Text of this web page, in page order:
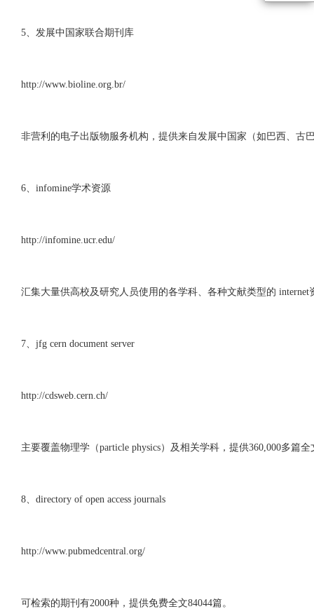
5、发展中国家联合期刊库
http://www.bioline.org.br/
非营利的电子出版物服务机构，提供来自发展中国家（如巴西、古
6、infomine学术资源
http://infomine.ucr.edu/
汇集大量供高校及研究人员使用的各学科、各种文献类型的 internet
7、jfg cern document server
http://cdsweb.cern.ch/
主要覆盖物理学（particle physics）及相关学科，提供360,000多
8、directory of open access journals
http://www.pubmedcentral.org/
可检索的期刊有2000种，提供免费全文84044篇。